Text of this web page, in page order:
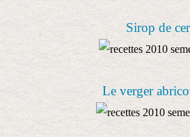
Sirop de
Le verger